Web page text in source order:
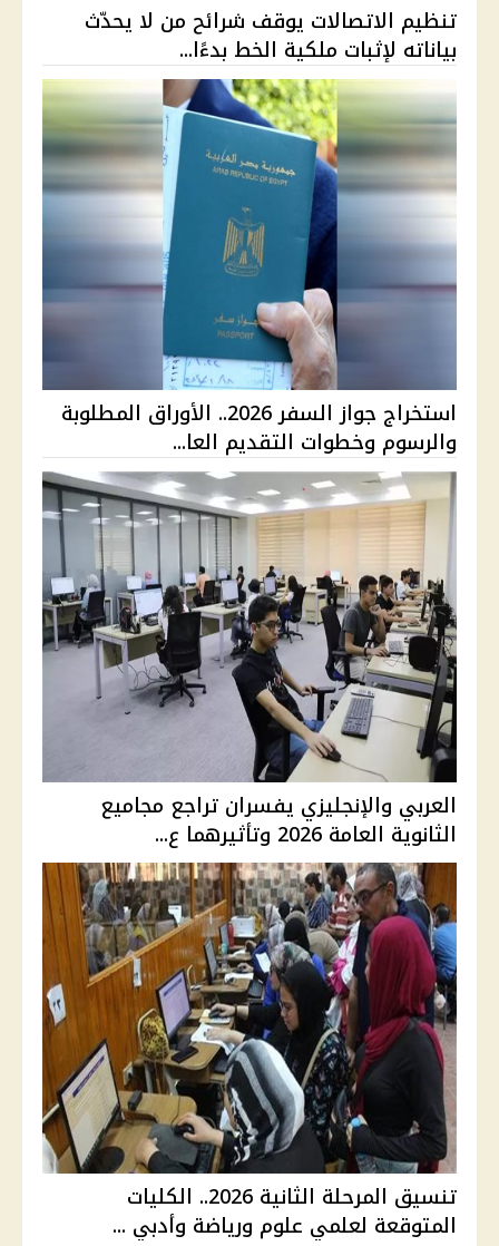
تنظيم الاتصالات يوقف شرائح من لا يحدّث
بياناته لإثبات ملكية الخط بدءًا...
استخراج جواز السفر 2026.. الأوراق المطلوبة
والرسوم وخطوات التقديم العا...
العربي والإنجليزي يفسران تراجع مجاميع
الثانوية العامة 2026 وتأثيرهما ع...
تنسيق المرحلة الثانية 2026.. الكليات
المتوقعة لعلمي علوم ورياضة وأدبي ...